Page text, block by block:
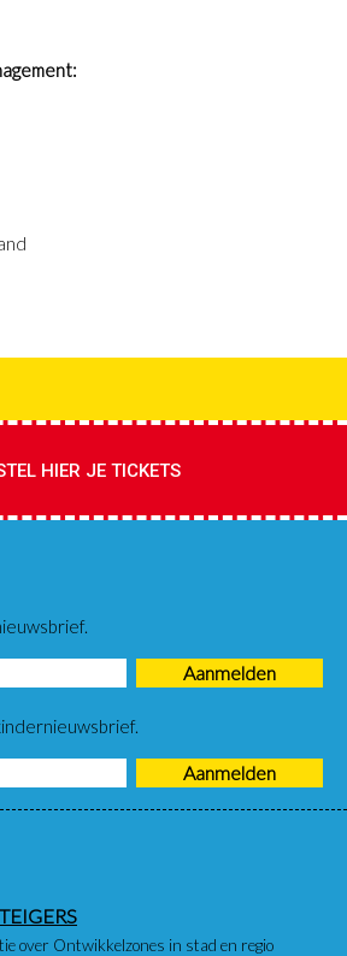
HIER JE TICKETS
over Ontwikkelzones in stad en regio